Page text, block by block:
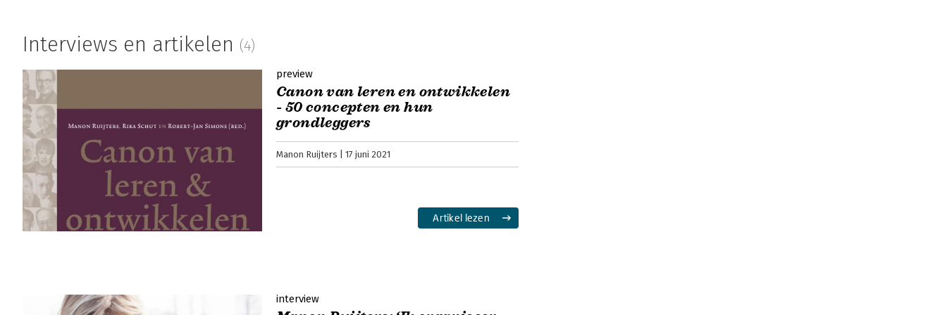
Interviews en artikelen (4)
preview
Canon van leren en ontwikkelen
- 50 concepten en hun
grondleggers
Manon Ruijters 17 juni 2021
Artikel lezen
interview